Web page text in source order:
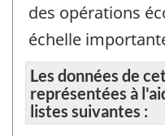
des opérations
échelle
Les données de
représentées à
listes suivantes :